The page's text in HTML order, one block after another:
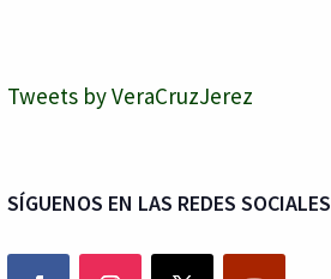
Tweets by VeraCruzJerez
SÍGUENOS EN LAS REDES SOCIALES